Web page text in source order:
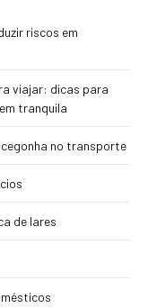
riscos em
viajar: dicas para
tranquila
no transporte
de lares